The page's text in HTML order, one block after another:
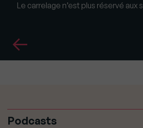
Le carrelage n’est plus réservé aux
Podcasts